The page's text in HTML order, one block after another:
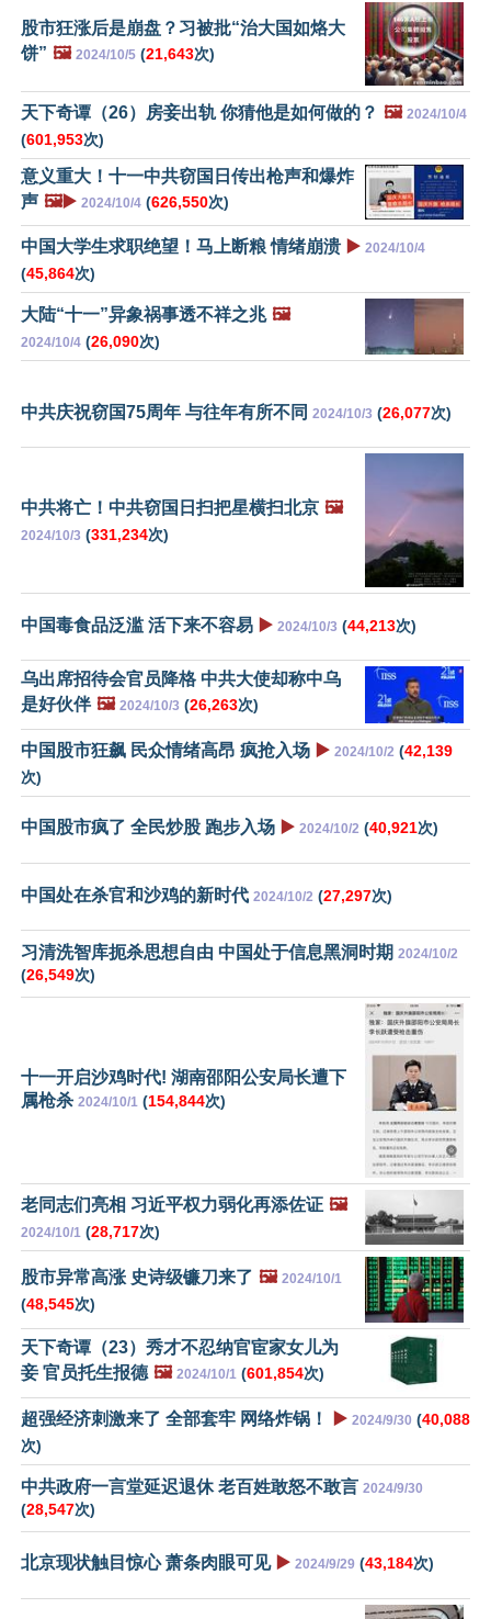
股市狂涨后是崩盘？习被批“治大国如烙大
饼” 🖼️ 2024/10/5 (21,643次)
天下奇谭（26）房妾出轨 你猜他是如何做的？ 🖼️ 2024/10/4
(601,953次)
意义重大！十一中共窃国日传出枪声和爆炸
声 🖼️▶️ 2024/10/4 (626,550次)
中国大学生求职绝望！马上断粮 情绪崩溃 ▶️ 2024/10/4
(45,864次)
大陆“十一”异象祸事透不祥之兆 🖼️
2024/10/4 (26,090次)
中共庆祝窃国75周年 与往年有所不同 2024/10/3 (26,077次)
中共将亡！中共窃国日扫把星横扫北京 🖼️
2024/10/3 (331,234次)
中国毒食品泛滥 活下来不容易 ▶️ 2024/10/3 (44,213次)
乌出席招待会官员降格 中共大使却称中乌
是好伙伴 🖼️ 2024/10/3 (26,263次)
中国股市狂飙 民众情绪高昂 疯抢入场 ▶️ 2024/10/2 (42,139
次)
中国股市疯了 全民炒股 跑步入场 ▶️ 2024/10/2 (40,921次)
中国处在杀官和沙鸡的新时代 2024/10/2 (27,297次)
习清洗智库扼杀思想自由 中国处于信息黑洞时期 2024/10/2
(26,549次)
十一开启沙鸡时代! 湖南邵阳公安局长遭下
属枪杀 2024/10/1 (154,844次)
老同志们亮相 习近平权力弱化再添佐证 🖼️
2024/10/1 (28,717次)
股市异常高涨 史诗级镰刀来了 🖼️ 2024/10/1
(48,545次)
天下奇谭（23）秀才不忍纳官宦家女儿为
妾 官员托生报德 🖼️ 2024/10/1 (601,854次)
超强经济刺激来了 全部套牢 网络炸锅！ ▶️ 2024/9/30 (40,088
次)
中共政府一言堂延迟退休 老百姓敢怒不敢言 2024/9/30
(28,547次)
北京现状触目惊心 萧条肉眼可见 ▶️ 2024/9/29 (43,184次)